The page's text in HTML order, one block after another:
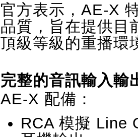
官方表示，AE-X
品質，旨在提供目
頂級等級的重播環
完整的音訊輸入輸
AE-X 配備：
RCA 模擬 Line